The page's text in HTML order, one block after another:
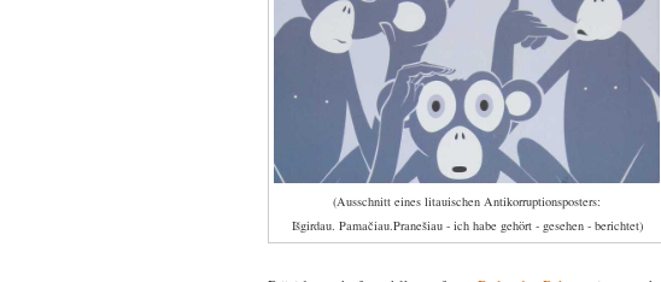
(Ausschnitt eines litauischen Antikorruptionsposters:
Išgirdau. Pamačiau.Pranešiau - ich habe gehört - gesehen - berichtet)